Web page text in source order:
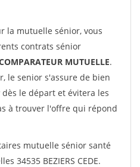
la mutuelle sénior, vous
contrats sénior
MUTUELLE.
le senior s'assure de bien
dès le départ et évitera les
à trouver l'offre qui répond
mutuelle sénior santé
34535 BEZIERS CEDE.